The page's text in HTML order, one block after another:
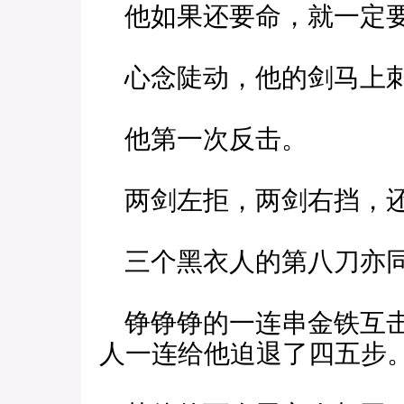
他如果还要命，就一定
心念陡动，他的剑马上
他第一次反击。
两剑左拒，两剑右挡，
三个黑衣人的第八刀亦
铮铮铮的一连串金铁互
人一连给他迫退了四五步